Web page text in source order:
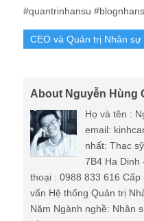
#quantrinhansu
CEO và Quản trị Nhân sự
About Nguyễn Hùng
Họ và tên :
email:
nhất: Thạc
7B4 Ha Dinh
thoại : 0988 833 616
vấn Hệ thống Quản trị
Năm Ngành nghề: Nhân